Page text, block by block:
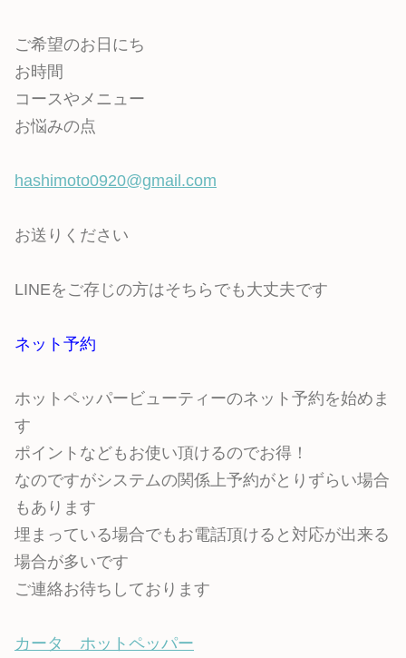
ご希望のお日にち
お時間
コースやメニュー
お悩みの点
hashimoto0920@gmail.com
お送りください
LINEをご存じの方はそちらでも大丈夫です
ネット予約
ホットペッパービューティーのネット予約を始めま
す
ポイントなどもお使い頂けるのでお得！
なのですがシステムの関係上予約がとりずらい場合
もあります
埋まっている場合でもお電話頂けると対応が出来る
場合が多いです
ご連絡お待ちしております
カータ ホットペッパー